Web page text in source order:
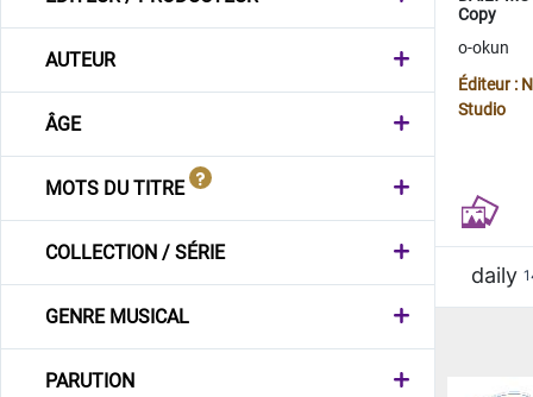
AUTEUR
ÂGE
MOTS DU TITRE
COLLECTION / SÉRIE
GENRE MUSICAL
PARUTION
Copy
o-okun
Éditeur :
Studio
daily